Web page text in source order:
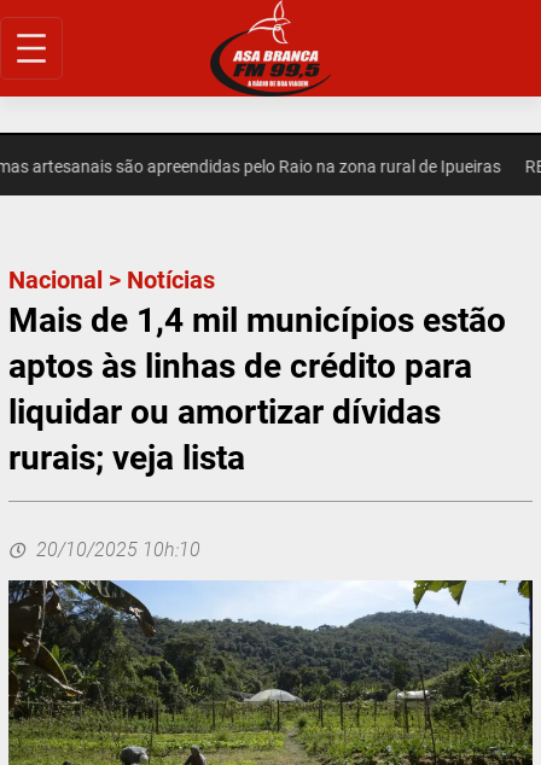
Pular
para
artesanais são apreendidas pelo Raio na zona rural de Ipueiras
Nacional > Notícias
Mais de 1,4 mil municípios estão
aptos às linhas de crédito para
liquidar ou amortizar dívidas
rurais; veja lista
20/10/2025 10h:10